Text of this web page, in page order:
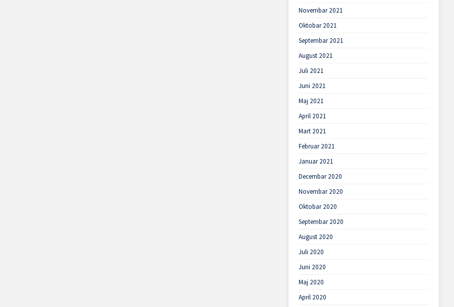
Novembar 2021
Oktobar 2021
Septembar 2021
August 2021
Juli 2021
Juni 2021
Maj 2021
April 2021
Mart 2021
Februar 2021
Januar 2021
Decembar 2020
Novembar 2020
Oktobar 2020
Septembar 2020
August 2020
Juli 2020
Juni 2020
Maj 2020
April 2020